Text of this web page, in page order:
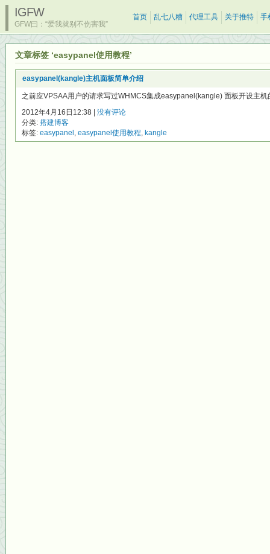
IGFW
GFW曰：“爱我就别不伤害我”
首页 乱七八糟 代理工具 关于推特 手
文章标签 ‘easypanel使用教程’
easypanel(kangle)主机面板简单介绍
之前应VPSAA用户的请求写过WHMCS集成easypanel(kangle) 面板开设主
2012年4月16日12:38 | 没有评论
分类: 搭建博客
标签: easypanel , easypanel使用教程, kangle